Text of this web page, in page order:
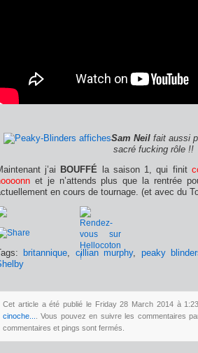
Sam Neilfait aussi
sacré fucking rôle !!
j’ai BOUFFÉ la saison 1, qui finit
et je n’attends plus que la rentrée
en cours de tournage. (et avec du
britannique, cillian murphy, peaky
Cet article a été publié le Friday 28 March 2014 à
cinoche...
. Vous pouvez en suivre les commentaires
commentaires et pings sont fermés.